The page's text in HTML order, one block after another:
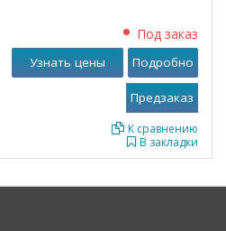
Под заказ
В закладки
К сравнению
Узнать цены Подробно